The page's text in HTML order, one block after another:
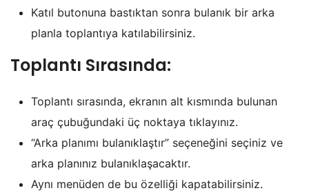
Katıl butonuna bastıktan sonra bulanık bir arka
planla toplantıya katılabilirsiniz.
Toplantı Sırasında:
Toplantı sırasında, ekranın alt kısmında bulunan
araç çubuğundaki üç noktaya tıklayınız.
“Arka planımı bulanıklaştır” seçeneğini seçiniz ve
arka planınız bulanıklaşacaktır.
Aynı menüden de bu özelliği kapatabilirsiniz.